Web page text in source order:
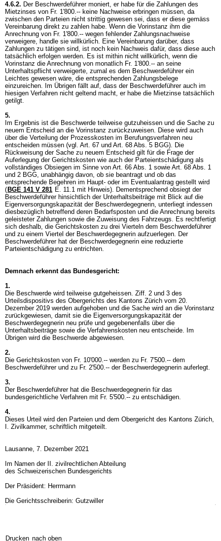
4.6.2. Der Beschwerdeführer moniert, er habe für die Zahlungen des
Mietzinses von Fr. 1'800.-- keine Nachweise erbringen müssen, da
zwischen den Parteien nicht strittig gewesen sei, dass er diese gemäss
Vereinbarung direkt zu zahlen habe. Wenn die Vorinstanz ihm die
Anrechnung von Fr. 1'800.-- wegen fehlender Zahlungsnachweise
verweigere, handle sie willkürlich. Eine Vereinbarung darüber, dass
Zahlungen zu tätigen sind, ist noch kein Nachweis dafür, dass diese auch
tatsächlich erfolgen werden. Es ist mithin nicht willkürlich, wenn die
Vorinstanz die Anrechnung von monatlich Fr. 1'800.-- an seine
Unterhaltspflicht verweigerte, zumal es dem Beschwerdeführer ein
Leichtes gewesen wäre, die entsprechenden Zahlungsbelege
einzureichen. Im Übrigen fällt auf, dass der Beschwerdeführer auch im
hiesigen Verfahren nicht geltend macht, er habe die Mietzinse tatsächlich
getilgt.
5.
Im Ergebnis ist die Beschwerde teilweise gutzuheissen und die Sache zu
neuem Entscheid an die Vorinstanz zurückzuweisen. Diese wird auch
über die Verteilung der Prozesskosten im Berufungsverfahren neu
entscheiden müssen (vgl. Art. 67 und Art. 68 Abs. 5 BGG). Die
Rückweisung der Sache zu neuem Entscheid gilt für die Frage der
Auferlegung der Gerichtskosten wie auch der Parteientschädigung als
vollständiges Obsiegen im Sinne von Art. 66 Abs. 1 sowie Art. 68 Abs. 1
und 2 BGG, unabhängig davon, ob sie beantragt und ob das
entsprechende Begehren im Haupt- oder im Eventualantrag gestellt wird
( BGE 141 V 281 E. 11.1 mit Hinweis). Dementsprechend obsiegt der
Beschwerdeführer hinsichtlich der Unterhaltsbeiträge mit Blick auf die
Eigenversorgungskapazität der Beschwerdegegnerin, unterliegt indessen
diesbezüglich betreffend deren Bedarfsposten und die Anrechnung bereits
geleisteter Zahlungen sowie die Zuweisung des Fahrzeugs. Es rechtfertigt
sich deshalb, die Gerichtskosten zu drei Vierteln dem Beschwerdeführer
und zu einem Viertel der Beschwerdegegnerin aufzuerlegen. Der
Beschwerdeführer hat der Beschwerdegegnerin eine reduzierte
Parteientschädigung zu entrichten.
Demnach erkennt das Bundesgericht:
1.
Die Beschwerde wird teilweise gutgeheissen. Ziff. 2 und 3 des
Urteilsdispositivs des Obergerichts des Kantons Zürich vom 20.
Dezember 2019 werden aufgehoben und die Sache wird an die Vorinstanz
zurückgewiesen, damit sie die Eigenversorgungskapazität der
Beschwerdegegnerin neu prüfe und gegebenenfalls über die
Unterhaltsbeiträge sowie die Verfahrenskosten neu entscheide. Im
Übrigen wird die Beschwerde abgewiesen.
2.
Die Gerichtskosten von Fr. 10'000.-- werden zu Fr. 7'500.-- dem
Beschwerdeführer und zu Fr. 2'500.-- der Beschwerdegegnerin auferlegt.
3.
Der Beschwerdeführer hat die Beschwerdegegnerin für das
bundesgerichtliche Verfahren mit Fr. 5'500.-- zu entschädigen.
4.
Dieses Urteil wird den Parteien und dem Obergericht des Kantons Zürich,
I. Zivilkammer, schriftlich mitgeteilt.
Lausanne, 7. Dezember 2021
Im Namen der II. zivilrechtlichen Abteilung
des Schweizerischen Bundesgerichts
Der Präsident: Herrmann
Die Gerichtsschreiberin: Gutzwiller
Drucken nach oben